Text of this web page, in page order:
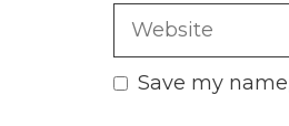
Website
Save my